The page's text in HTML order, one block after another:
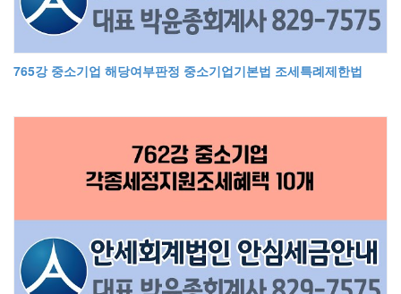
765강 중소기업 해당여부판정 중소기업기본법 조세특례제한법